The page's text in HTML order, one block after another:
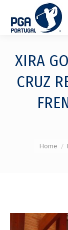
XIRA
CRUZ
Home